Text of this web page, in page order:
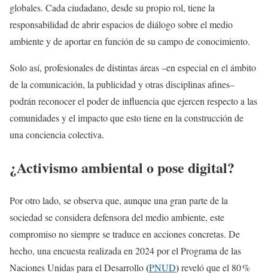
globales. Cada ciudadano, desde su propio rol, tiene la
responsabilidad de abrir espacios de diálogo sobre el medio
ambiente y de aportar en función de su campo de conocimiento.
Solo así, profesionales de distintas áreas –en especial en el ámbito
de la comunicación, la publicidad y otras disciplinas afines–
podrán reconocer el poder de influencia que ejercen respecto a las
comunidades y el impacto que esto tiene en la construcción de
una conciencia colectiva.
¿Activismo ambiental o pose digital?
Por otro lado, se observa que, aunque una gran parte de la
sociedad se considera defensora del medio ambiente, este
compromiso no siempre se traduce en acciones concretas. De
hecho, una encuesta realizada en 2024 por el Programa de las
Naciones Unidas para el Desarrollo(PNUD)reveló que el 80 %